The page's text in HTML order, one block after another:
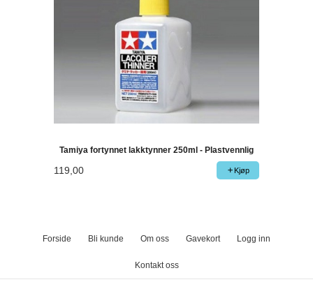
Tamiya fortynnet lakktynner 250ml - Plastvennlig
119,00 Kjøp
Forside Bli kunde Om oss Gavekort Logg inn
Kontakt oss